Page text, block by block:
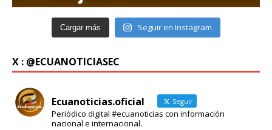
Cargar más Seguir en Instagram
X : @ECUANOTICIASEC
Ecuanoticias.oficial Seguir
Periódico digital #ecuanoticias con información
nacional e internacional.